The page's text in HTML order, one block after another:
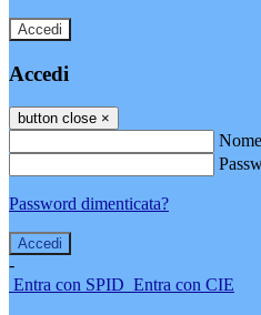
Accedi
Accedi
button close ×
Password dimenticata?
-
Entra con SPID Entra con CIE